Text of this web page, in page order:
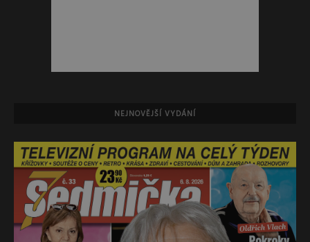
NEJNOVĚJŠÍ VYDÁNÍ